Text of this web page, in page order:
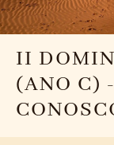
II
(ANO C)